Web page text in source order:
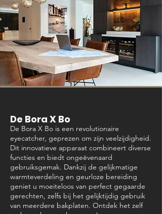
De Bora X Bo
De Bora X Bo is een revolutionaire
eyecatcher, geprezen om zijn veelzijdigheid.
Dit innovatieve apparaat combineert diverse
functies en biedt ongeëvenaard
gebruiksgemak. Dankzij de gelijkmatige
warmteverdeling en geurloze bereiding
geniet u moeiteloos van perfect gegaarde
gerechten, zelfs bij het gelijktijdig gebruik
van meerdere bakplaten. Ontdek het zelf